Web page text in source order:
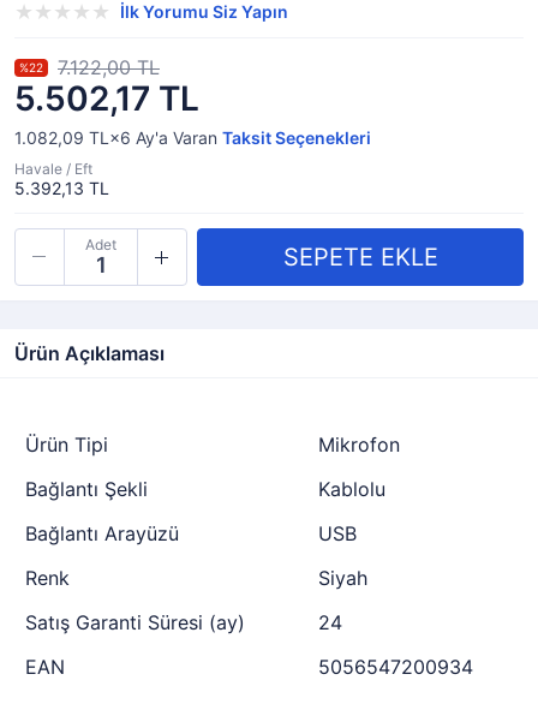
İlk Yorumu Siz Yapın
5.502,17 TL
%22 7.122,00 TL
1.082,09 TL×6 Ay'a Varan Taksit Seçenekleri
Havale / Eft
5.392,13 TL
Adet
Ürün Açıklaması
Ürün Tipi
Mikrofon
Bağlantı Şekli
Kablolu
Bağlantı Arayüzü
USB
Renk
Siyah
Satış Garanti Süresi (ay)
24
EAN
5056547200934